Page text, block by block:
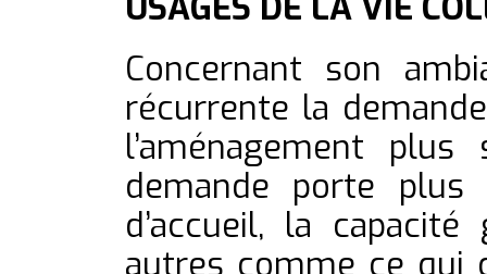
Concernant son
récurrente la
l’aménagement
demande porte plus
d’accueil, la capacité
autres comme ce qui